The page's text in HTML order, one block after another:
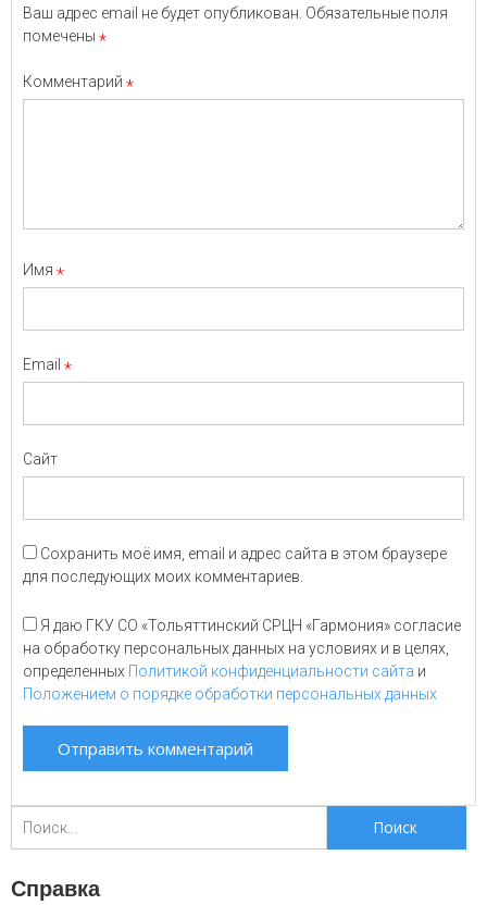
Ваш адрес email не будет опубликован. Обязательные поля
помечены *
Комментарий *
Имя *
Email *
Сайт
Сохранить моё имя, email и адрес сайта в этом браузере
для последующих моих комментариев.
Я даю ГКУ СО «Тольяттинский СРЦН «Гармония» согласие
на обработку персональных данных на условиях и в целях,
определенных Политикой конфиденциальности сайта и
Положением о порядке обработки персональных данных
для:
Справка